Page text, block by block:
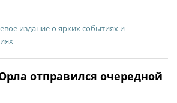
издание о ярких событиях и
отправился очередной